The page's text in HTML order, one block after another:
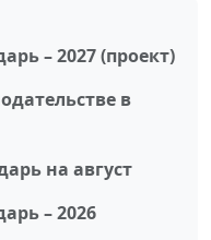
– 2027 (проект)
в
на август
– 2026